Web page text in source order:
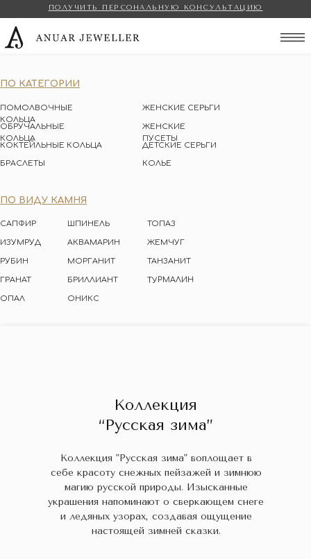
ПОЛУЧИТЬ ПЕРСОНАЛЬНУЮ КОНСУЛЬТАЦИЮ
ПО КАТЕГОРИИ
ПОМОЛВОЧНЫЕ
КОЛЬЦА
ОБРУЧАЛЬНЫЕ
КОЛЬЦА
ЖЕНСКИЕ СЕРЬГИ
КОКТЕЙЛЬНЫЕ КОЛЬЦА
ЖЕНСКИЕ
ПУСЕТЫ
ДЕТСКИЕ СЕРЬГИ
БРАСЛЕТЫ
КОЛЬЕ
ПО ВИДУ КАМНЯ
САПФИР
ИЗУМРУД
ШПИНЕЛЬ
РУБИН
АКВАМАРИН
МОРГАНИТ
ГРАНАТ БРИЛЛИАНТ
ТОПАЗ
ЖЕМЧУГ
ТУРМАЛИН
ТАНЗАНИТ
ОНИКС
ОПАЛ
Коллекция
“Русская зима”
Коллекция "Русская зима" воплощает в
себе красоту снежных пейзажей и зимнюю
магию русской природы. Изысканные
украшения напоминают о сверкающем снеге
и ледяных узорах, создавая ощущение
настоящей зимней сказки.